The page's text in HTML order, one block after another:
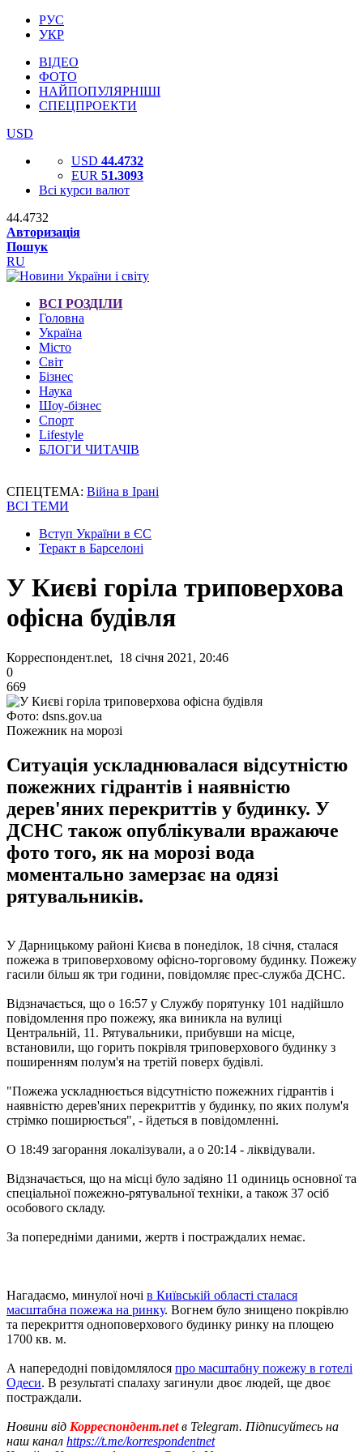
РУС
УКР
ВІДЕО
ФОТО
НАЙПОПУЛЯРНІШІ
СПЕЦПРОЕКТИ
USD
USD 44.4732
EUR 51.3093
Всі курси валют
44.4732
Авторизація
Пошук
RU
ВСІ РОЗДІЛИ
Головна
Україна
Місто
Світ
Бізнес
Наука
Шоу-бізнес
Спорт
Lifestyle
БЛОГИ ЧИТАЧІВ
СПЕЦТЕМА: Війна в Ірані
ВСІ ТЕМИ
Вступ України в ЄС
Теракт в Барселоні
У Києві горіла триповерхова
офісна будівля
Корреспондент.net, 18 січня 2021, 20:46
0
669
Фото: dsns.gov.ua
Пожежник на морозі
Ситуація ускладнювалася відсутністю
пожежних гідрантів і наявністю
дерев'яних перекриттів у будинку. У
ДСНС також опублікували вражаюче
фото того, як на морозі вода
моментально замерзає на одязі
рятувальників.
У Дарницькому районі Києва в понеділок, 18 січня, сталася
пожежа в триповерховому офісно-торговому будинку. Пожежу
гасили більш як три години, повідомляє прес-служба ДСНС.
Відзначається, що о 16:57 у Службу порятунку 101 надійшло
повідомлення про пожежу, яка виникла на вулиці
Центральній, 11. Рятувальники, прибувши на місце,
встановили, що горить покрівля триповерхового будинку з
поширенням полум'я на третій поверх будівлі.
"Пожежа ускладнюється відсутністю пожежних гідрантів і
наявністю дерев'яних перекриттів у будинку, по яких полум'я
стрімко поширюється", - йдеться в повідомленні.
О 18:49 загорання локалізували, а о 20:14 - ліквідували.
Відзначається, що на місці було задіяно 11 одиниць основної та
спеціальної пожежно-рятувальної техніки, а також 37 осіб
особового складу.
За попередніми даними, жертв і постраждалих немає.
Нагадаємо, минулої ночі в Київській області сталася
масштабна пожежа на ринку. Вогнем було знищено покрівлю
та перекриття одноповерхового будинку ринку на площею
1700 кв. м.
А напередодні повідомлялося про масштабну пожежу в готелі
Одеси. В результаті спалаху загинули двоє людей, ще двоє
постраждали.
Новини від Корреспондент.netв Telegram. Підписуйтесь на
наш канал https://t.me/korrespondentnet